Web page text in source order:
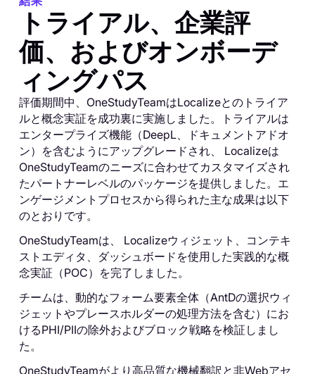
トライアル、企業評
価、およびオンボーデ
ィングパス
評価期間中、OneStudyTeamはLocalizeとのトライア
ルと概念実証を成功裏に実施しました。トライアルは
エンタープライズ機能（DeepL、ドキュメントアドオ
ン）を含むようにアップグレードされ、 Localizeは
OneStudyTeamのニーズに合わせてカスタマイズされ
たパートナーレベルのパッケージを提供しました。エ
ンゲージメントプロセスから得られた主な成果は以下
のとおりです。
OneStudyTeamは、 Localizeウィジェット、コンテキ
ストエディタ、ダッシュボードを使用した実践的な概
念実証（POC）を完了しました。
チームは、動的なフォーム要素全体（AntDの選択ウィ
ジェットやプレースホルダーの処理方法を含む）にお
けるPHI/PIIの除外およびブロック戦略を検証しまし
た。
OneStudyTeamがより高品質な機械翻訳と非Webアセ